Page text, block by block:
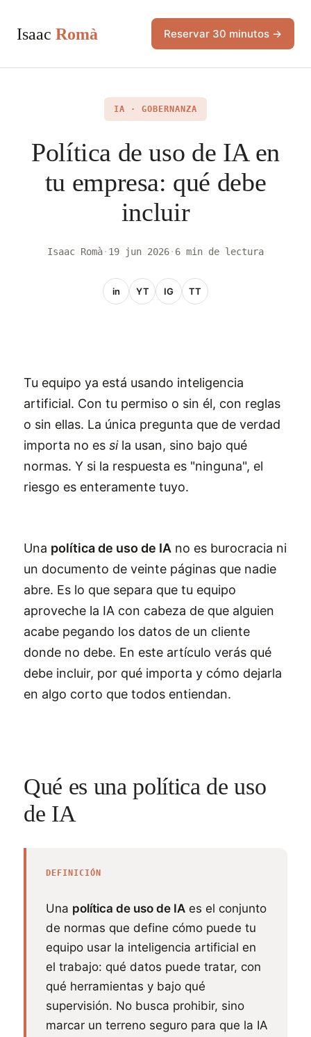
Isaac Romà Reservar 30 minutos →
IA · GOBERNANZA
Política de uso de IA en
tu empresa: qué debe
incluir
Isaac Romà· 19 jun 2026· 6 min de lectura
in YT IG TT
Tu equipo ya está usando inteligencia
artificial. Con tu permiso o sin él, con reglas
o sin ellas. La única pregunta que de verdad
importa no es sila usan, sino bajo qué
normas. Y si la respuesta es "ninguna", el
riesgo es enteramente tuyo.
Una política de uso de IA no es burocracia ni
un documento de veinte páginas que nadie
abre. Es lo que separa que tu equipo
aproveche la IA con cabeza de que alguien
acabe pegando los datos de un cliente
donde no debe. En este artículo verás qué
debe incluir, por qué importa y cómo dejarla
en algo corto que todos entiendan.
Qué es una política de uso
de IA
DEFINICIÓN
Una política de uso de IA es el conjunto
de normas que define cómo puede tu
equipo usar la inteligencia artificial en
el trabajo: qué datos puede tratar, con
qué herramientas y bajo qué
supervisión. No busca prohibir, sino
marcar un terreno seguro para que la IA